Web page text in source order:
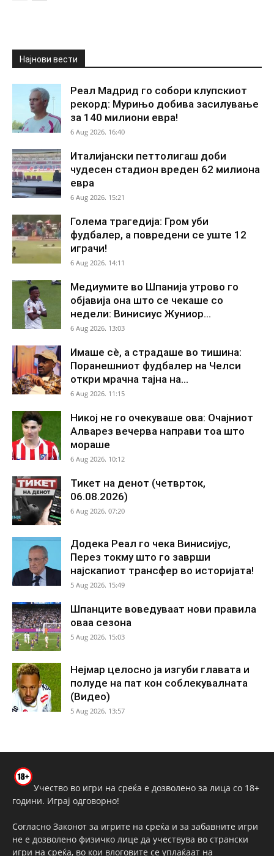
Најнови вести
Реал Мадрид го собори клупскиот
рекорд: Мурињо добива засилување
за 140 милиони евра!
6 Aug 2026. 16:40
Италијански петтолигаш доби
чудесен стадион вреден 62 милиона
евра
6 Aug 2026. 15:21
Голема трагедија: Гром уби
фудбалер, а повредени се уште 12
играчи!
6 Aug 2026. 14:11
Медиумите во Шпанија утрово го
објавија она што се чекаше со
недели: Винисиус Жуниор...
6 Aug 2026. 13:03
Имаше сè, а страдаше во тишина:
Поранешниот фудбалер на Челси
откри мрачна тајна на...
6 Aug 2026. 11:15
Никој не го очекуваше ова: Очајниот
Алварез вечерва направи тоа што
мораше
6 Aug 2026. 10:12
Тикет на денот (четврток,
06.08.2026)
6 Aug 2026. 07:20
Додека Реал го чека Винисијус,
Перез токму што го заврши
најскапиот трансфер во историјата!
5 Aug 2026. 15:49
Шпанците воведуваат нови правила
оваа сезона
5 Aug 2026. 15:03
Нејмар целосно ја изгуби главата и
полуде на пат кон соблекувалната
(Видео)
5 Aug 2026. 13:57
Учество во игри на среќа е дозволено за лица со 18+
години. Играј одговорно!
Согласно Законот за игрите на среќа и за забавните игри
не е дозволено физичко лице да учествува во странски
игри на среќа, во кои влоговите се уплаќаат на